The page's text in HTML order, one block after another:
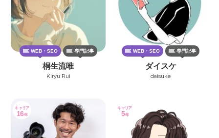
WEB・SEO 専門記事
桐生流唯
Kiryu Rui
WEB・SEO 専門記事
ダイスケ
daisuke
キャリア
16年
キャリア
5年